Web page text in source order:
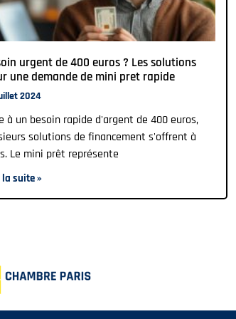
urgent de 400 euros ? Les solutions
une demande de mini pret rapide
2024
à un besoin rapide d'argent de 400 euros,
solutions de financement s'offrent à
Le mini prêt représente
la suite »